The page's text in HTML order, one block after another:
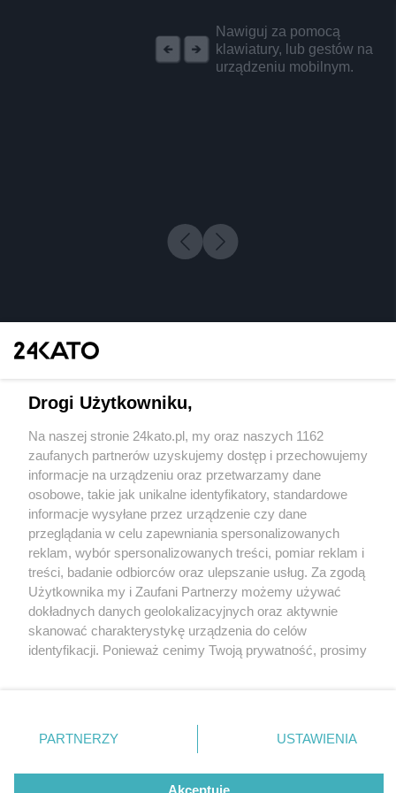
Nawiguj za pomocą
klawiatury, lub gestów na
urządzeniu mobilnym.
3 / 0
Wydawca mediów lokalnych
Nie zapomnij
zapoznać się z:
polityką prywatności regulamin korzystania z portali
Twojemiasto
Piekary Śląskie
Chorzów
Tarnowskie Góry
Gliwice
Skontakuj sięz nami
Kontakt
Wydawca
Redakcja
Drogi Użytkowniku,
Na naszej stronie 24kato.pl, my oraz naszych 1162
zaufanych partnerów uzyskujemy dostęp i przechowujemy
informacje na urządzeniu oraz przetwarzamy dane
osobowe, takie jak unikalne identyfikatory, standardowe
informacje wysyłane przez urządzenie czy dane
przeglądania w celu zapewniania spersonalizowanych
reklam, wybór spersonalizowanych treści, pomiar reklam i
treści, badanie odbiorców oraz ulepszanie usług. Za zgodą
Użytkownika my i Zaufani Partnerzy możemy używać
dokładnych danych geolokalizacyjnych oraz aktywnie
skanować charakterystykę urządzenia do celów
identyfikacji. Ponieważ cenimy Twoją prywatność, prosimy
prywatności znajdujący się w lewym dolnym rogu strony
. Niektóre rodzaje przetwarzania danych nie wymagają
zgody użytkownika, ale masz prawo sprzeciwić się
takiemu przetwarzaniu. Preferencje będą miały
PARTNERZY USTAWIENIA
Akceptuję